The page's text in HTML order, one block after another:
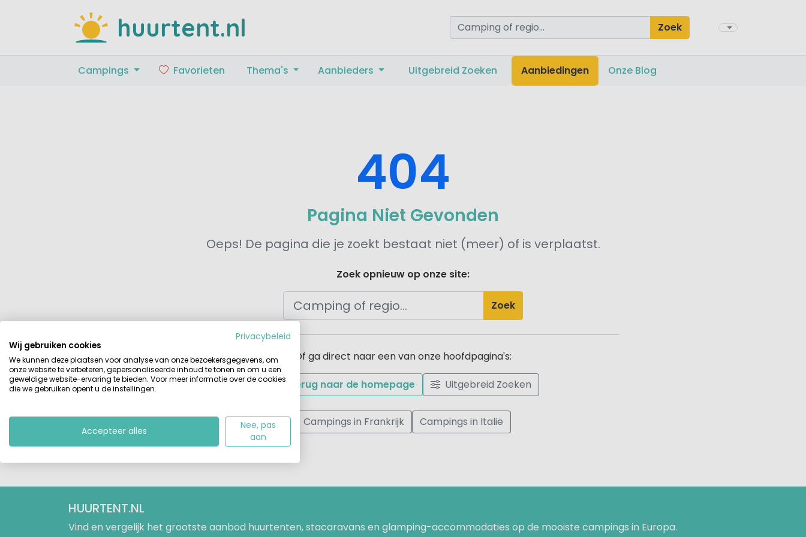
huurtent.nl Zoek
Campings Favorieten Thema's Aanbieders Uitgebreid Zoeken Aanbiedingen Onze Blog
404
Pagina Niet Gevonden
Oeps! De pagina die je zoekt bestaat niet (meer) of is verplaatst.
Zoek opnieuw op onze site:
Zoek
Of ga direct naar een van onze hoofdpagina's:
Terug naar de homepage Uitgebreid Zoeken
Campings in Frankrijk Campings in Italië
HUURTENT.NL
Vind en vergelijk het grootste aanbod huurtenten, stacaravans en glamping-accommodaties op de mooiste campings in Europa.
Privacybeleid
Wij gebruiken cookies
We kunnen deze plaatsen voor analyse van onze bezoekersgegevens, om
onze website te verbeteren, gepersonaliseerde inhoud te tonen en om u een
geweldige website-ervaring te bieden. Voor meer informatie over de cookies
die we gebruiken opent u de instellingen.
Accepteer alles
Nee, pas
aan